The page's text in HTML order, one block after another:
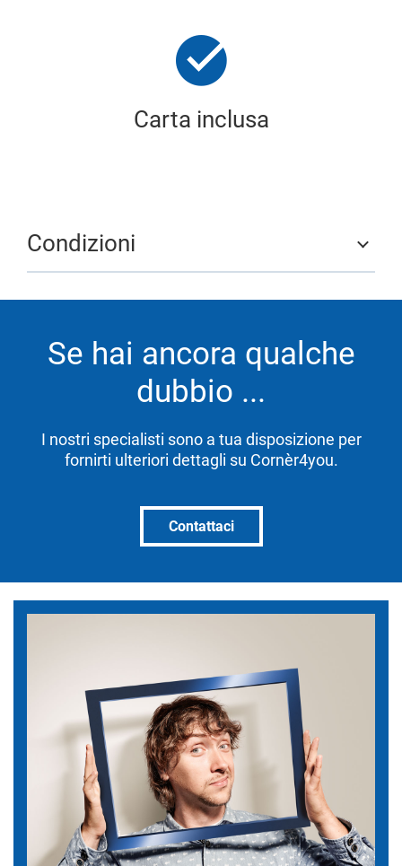
Carta inclusa
Condizioni
Se hai ancora qualche
dubbio ...
I nostri specialisti sono a tua disposizione per
fornirti ulteriori dettagli su Cornèr4you.
Contattaci